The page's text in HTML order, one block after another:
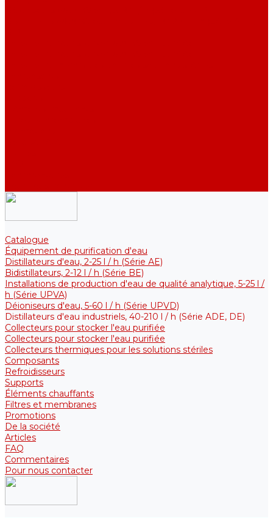
Catalogue
Équipement de purification d'eau
Distillateurs d'eau, 2-25 l / h (Série АE)
Bidistillateurs, 2-12 l / h (Série BE)
Installations de production d'eau de qualité analytique, 5-25 l /
h (Série UPVA)
Déioniseurs d'eau, 5-60 l / h (Série UPVD)
Distillateurs d'eau industriels, 40-210 l / h (Série ADE, DE)
Collecteurs pour stocker l'eau purifiée
Collecteurs pour stocker l'eau purifiée
Collecteurs thermiques pour les solutions stériles
Composants
Refroidisseurs
Supports
Éléments chauffants
Filtres et membranes
Promotions
De la société
Articles
FAQ
Commentaires
Pour nous contacter